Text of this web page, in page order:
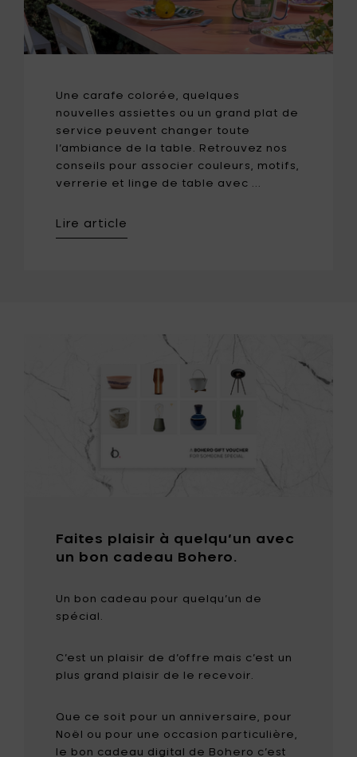
Une carafe colorée, quelques
nouvelles assiettes ou un grand plat de
service peuvent changer toute
l’ambiance de la table. Retrouvez nos
conseils pour associer couleurs, motifs,
verrerie et linge de table avec ...
Lire article
Faites plaisir à quelqu’un avec
un bon cadeau Bohero.
Un bon cadeau pour quelqu’un de
spécial.
C’est un plaisir de d’offre mais c’est un
plus grand plaisir de le recevoir.
Que ce soit pour un anniversaire, pour
Noël ou pour une occasion particulière,
le bon cadeau digital de Bohero c’est